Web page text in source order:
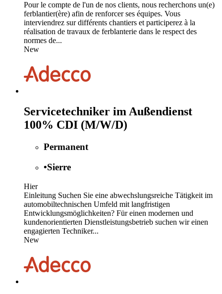
Pour le compte de l'un de nos clients, nous recherchons un(e)
ferblantier(ère) afin de renforcer ses équipes. Vous
interviendrez sur différents chantiers et participerez à la
réalisation de travaux de ferblanterie dans le respect des
normes de...
New
Servicetechniker im Außendienst
100% CDI (M/W/D)
Permanent
•Sierre
Hier
Einleitung Suchen Sie eine abwechslungsreiche Tätigkeit im
automobiltechnischen Umfeld mit langfristigen
Entwicklungsmöglichkeiten? Für einen modernen und
kundenorientierten Dienstleistungsbetrieb suchen wir einen
engagierten Techniker...
New